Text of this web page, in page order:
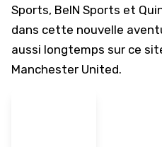
Sports, BeIN Sports et
dans cette nouvelle
aussi longtemps sur ce
Manchester United.